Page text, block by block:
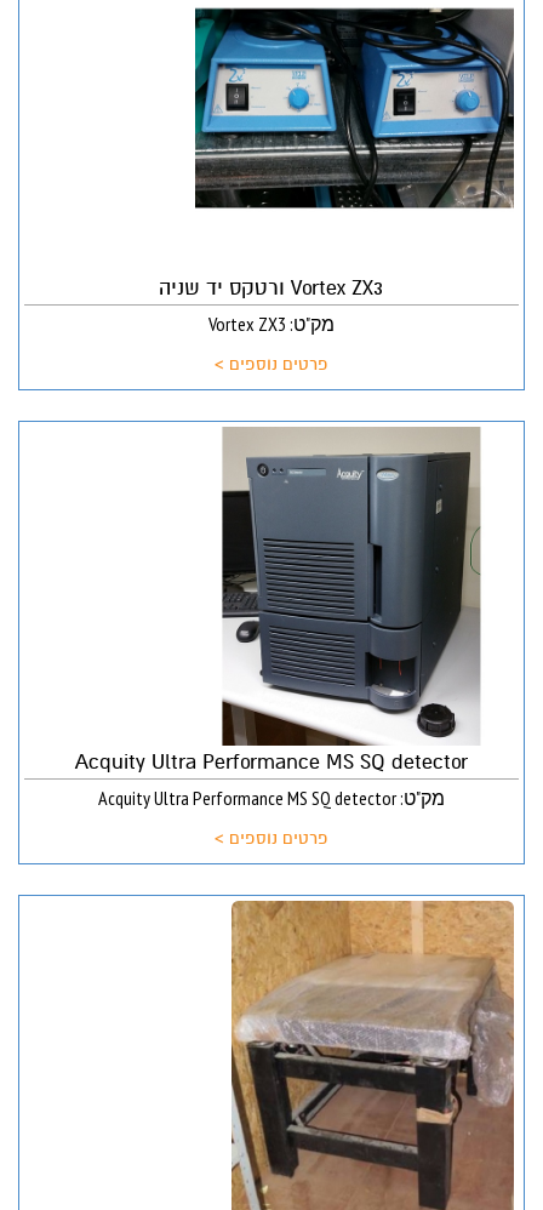
Vortex ZX3 ורטקס יד שניה
מק"ט: Vortex ZX3
פרטים נוספים >
Acquity Ultra Performance MS SQ detector
מק"ט: Acquity Ultra Performance MS SQ detector
פרטים נוספים >